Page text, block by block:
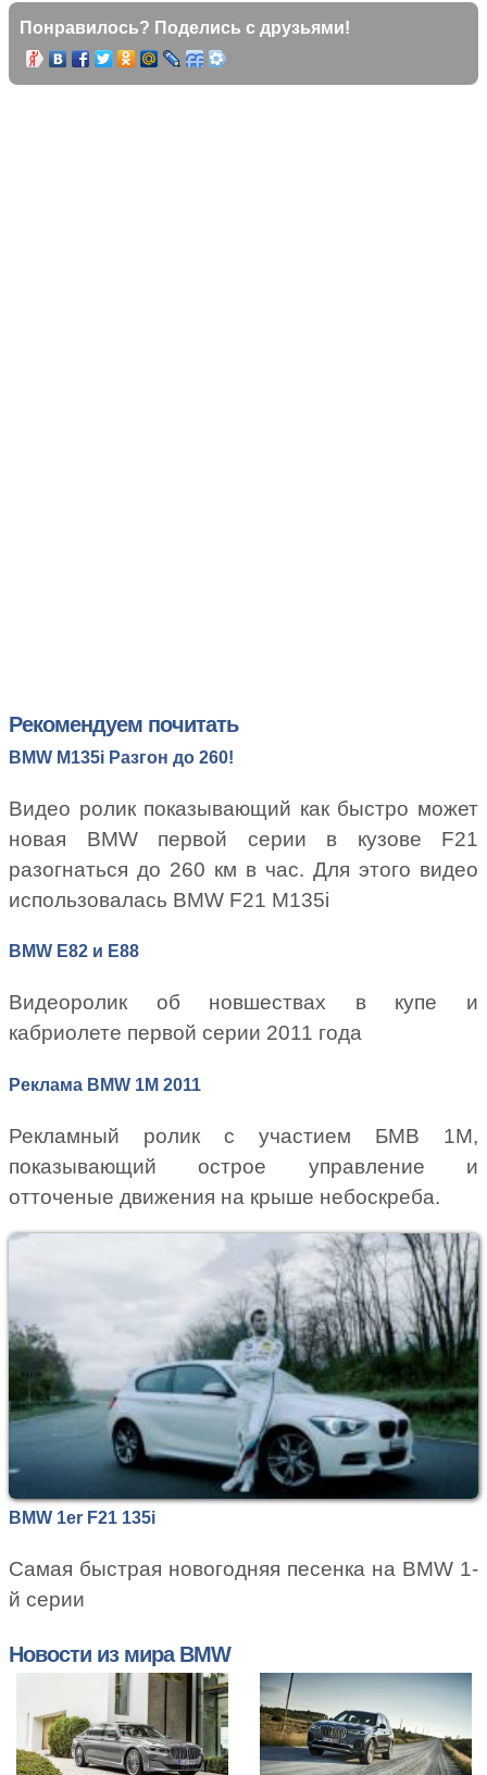
Понравилось? Поделись с друзьями!
Рекомендуем почитать
BMW M135i Разгон до 260!
Видео ролик показывающий как быстро может
новая BMW первой серии в кузове F21
разогнаться до 260 км в час. Для этого видео
использовалась BMW F21 M135i
BMW E82 и E88
Видеоролик об новшествах в купе и
кабриолете первой серии 2011 года
Реклама BMW 1M 2011
Рекламный ролик с участием БМВ 1М,
показывающий острое управление и
отточеные движения на крыше небоскреба.
BMW 1er F21 135i
Самая быстрая новогодняя песенка на BMW 1-
й серии
Новости из мира BMW